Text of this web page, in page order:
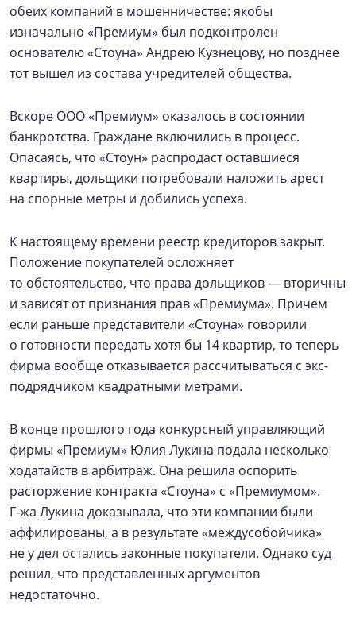
обеих компаний в мошенничестве: якобы
изначально «Премиум» был подконтролен
основателю «Стоуна» Андрею Кузнецову, но позднее
тот вышел из состава учредителей общества.
Вскоре ООО «Премиум» оказалось в состоянии
банкротства. Граждане включились в процесс.
Опасаясь, что «Стоун» распродаст оставшиеся
квартиры, дольщики потребовали наложить арест
на спорные метры и добились успеха.
К настоящему времени реестр кредиторов закрыт.
Положение покупателей осложняет
то обстоятельство, что права дольщиков — вторичны
и зависят от признания прав «Премиума». Причем
если раньше представители «Стоуна» говорили
о готовности передать хотя бы 14 квартир, то теперь
фирма вообще отказывается рассчитываться с экс-
подрядчиком квадратными метрами.
В конце прошлого года конкурсный управляющий
фирмы «Премиум» Юлия Лукина подала несколько
ходатайств в арбитраж. Она решила оспорить
расторжение контракта «Стоуна» с «Премиумом».
Г‑жа Лукина доказывала, что эти компании были
аффилированы, а в результате «междусобойчика»
не у дел остались законные покупатели. Однако суд
решил, что представленных аргументов
недостаточно.